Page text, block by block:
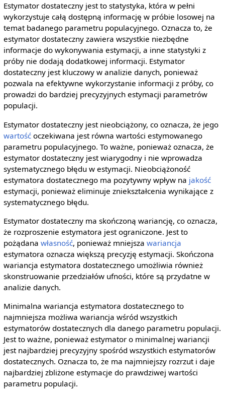
Estymator dostateczny jest to statystyka, która w pełni
wykorzystuje całą dostępną informację w próbie losowej na
temat badanego parametru populacyjnego. Oznacza to, że
estymator dostateczny zawiera wszystkie niezbędne
informacje do wykonywania estymacji, a inne statystyki z
próby nie dodają dodatkowej informacji. Estymator
dostateczny jest kluczowy w analizie danych, ponieważ
pozwala na efektywne wykorzystanie informacji z próby, co
prowadzi do bardziej precyzyjnych estymacji parametrów
populacji.
Estymator dostateczny jest nieobciążony, co oznacza, że jego
wartośćoczekiwana jest równa wartości estymowanego
parametru populacyjnego. To ważne, ponieważ oznacza, że
estymator dostateczny jest wiarygodny i nie wprowadza
systematycznego błędu w estymacji. Nieobciążoność
estymatora dostatecznego ma pozytywny wpływ na jakość
estymacji, ponieważ eliminuje zniekształcenia wynikające z
systematycznego błędu.
Estymator dostateczny ma skończoną wariancję, co oznacza,
że rozproszenie estymatora jest ograniczone. Jest to
pożądana własność, ponieważ mniejsza wariancja
estymatora oznacza większą precyzję estymacji. Skończona
wariancja estymatora dostatecznego umożliwia również
skonstruowanie przedziałów ufności, które są przydatne w
analizie danych.
Minimalna wariancja estymatora dostatecznego to
najmniejsza możliwa wariancja wśród wszystkich
estymatorów dostatecznych dla danego parametru populacji.
Jest to ważne, ponieważ estymator o minimalnej wariancji
jest najbardziej precyzyjny spośród wszystkich estymatorów
dostatecznych. Oznacza to, że ma najmniejszy rozrzut i daje
najbardziej zbliżone estymacje do prawdziwej wartości
parametru populacji.